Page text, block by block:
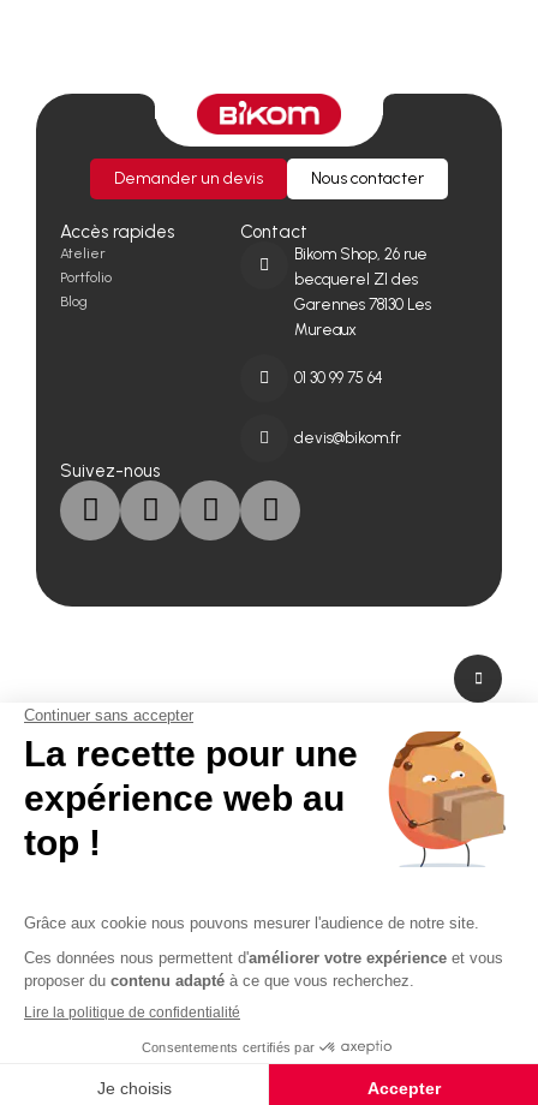
Demander un devis Nous contacter
Accès rapides
Atelier
Portfolio
Blog
Contact
Bikom Shop, 26 rue
becquerel ZI des
Garennes 78130 Les
Mureaux
01 30 99 75 64
devis@bikom.fr
Suivez-nous
A propos de nous
Fabricant de PLV en carton et fabricant de stand modulaire, Bikom est situé
dans les Yvelines en Ile-de-France. A peine à 20 mn de Paris La Défense,
Bikom peut fabriquer et livrer dans l'urgence. Proposant une large gamme
de produits et services, de la création graphique à la fabrication en passant
16 ans, Bikom accompagne les entreprises pour communiquer efficacement
Politique de confidentialité
Plan du site
© 2026 - Logiciel e-commerce par PrestaShop™